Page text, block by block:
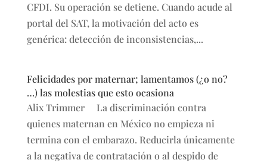
CFDI. Su operación se detiene. Cuando acude al
portal del SAT, la motivación del acto es
genérica: detección de inconsistencias,...
Felicidades por maternar; lamentamos (¿o no?
…) las molestias que esto ocasiona
Alix Trimmer La discriminación contra
quienes maternan en México no empieza ni
termina con el embarazo. Reducirla únicamente
a la negativa de contratación o al despido de